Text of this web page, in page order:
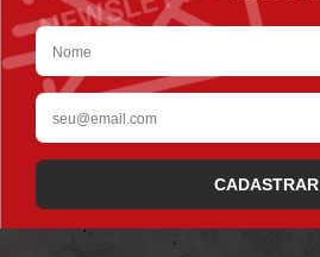
CADASTRAR